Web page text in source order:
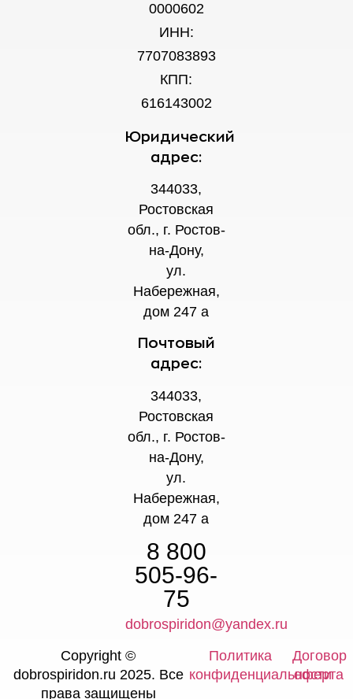
0000602
ИНН:
7707083893
КПП:
616143002
Юридический
адрес:
344033,
Ростовская
обл., г. Ростов-
на-Дону,
ул.
Набережная,
дом 247 а
Почтовый
адрес:
344033,
Ростовская
обл., г. Ростов-
на-Дону,
ул.
Набережная,
дом 247 а
8 800
505-96-
75
dobrospiridon@yandex.ru
Copyright ©
dobrospiridon.ru 2025. Все
права защищены
Политика
конфиденциальности
Договор
оферта